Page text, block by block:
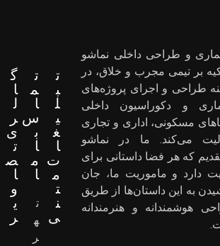
و طراحی داخلی نماشو
بر تیمی مجرب و خلاق، در
طراحی و اجرای پروژه‌های
و دکوراسیون داخلی
مسکونی، اداری و تجاری
می‌کند. ما در نماشو
که هر فضا داستانی برای
دارد و ماموریت ما، جان
به این داستان‌ها از طریق
هوشمندانه و هنرمندانه
ت
ب
ل
ی
غ
ا
ت
م
ت
ن
ی
ت
م
ا
س
ب
ا
م
ا
ت
ه
ر
گ
ا
ل
ر
ی
ت
ص
ا
و
ی
ر